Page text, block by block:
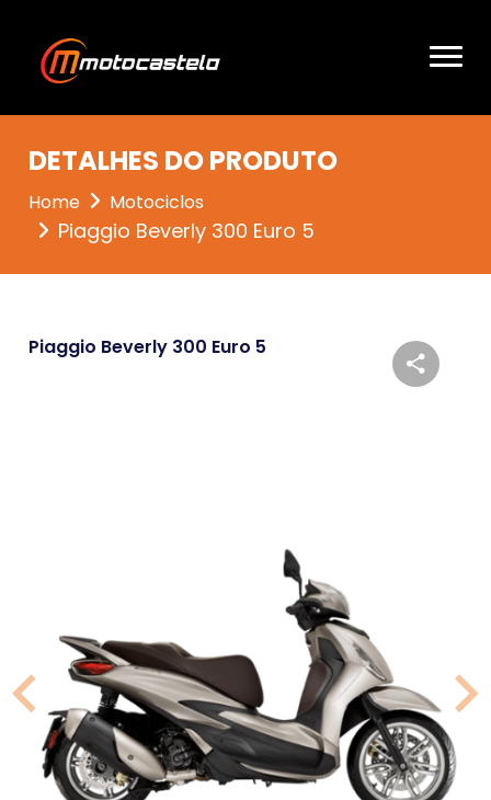
DETALHES DO PRODUTO
Home Motociclos
Piaggio Beverly 300 Euro 5
Piaggio Beverly 300 Euro 5